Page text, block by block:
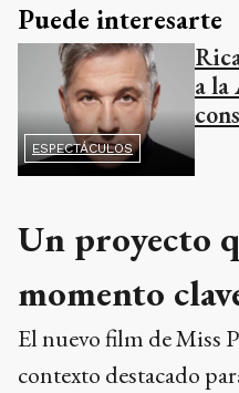
Puede interesarte
ESPECTÁCULOS
a
Un proyecto
momento
El nuevo film de Miss
contexto destacado